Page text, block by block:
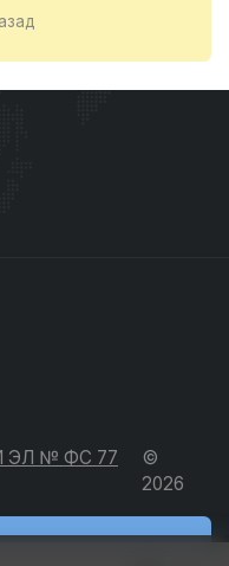
ЭЛ № ФС 77
©
2026